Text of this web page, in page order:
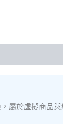
屬於虛擬商品